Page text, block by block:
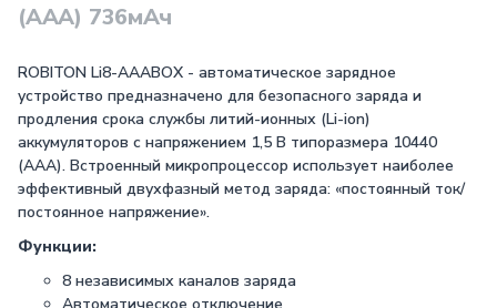
(AAA) 736мАч
ROBITON Li8-AAABOX - автоматическое зарядное
устройство предназначено для безопасного заряда и
продления срока службы литий-ионных (Li-ion)
аккумуляторов с напряжением 1,5 В типоразмера 10440
(ААА). Встроенный микропроцессор использует наиболее
эффективный двухфазный метод заряда: «постоянный ток/
постоянное напряжение».
Функции:
8 независимых каналов заряда